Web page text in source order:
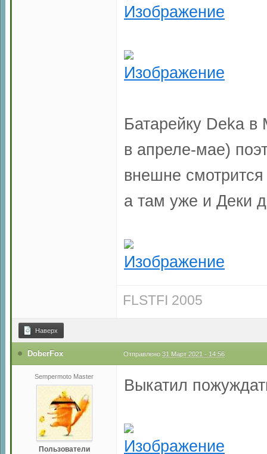
Батарейку Deka
в апреле-мае)
внешне смотрится
а там уже и Деки
FLSTFI 2005
Наверх
DoberFox Отправлено 31 Март 2021 - 14:56
Sempermoto Master
Пользователи
Выкатил